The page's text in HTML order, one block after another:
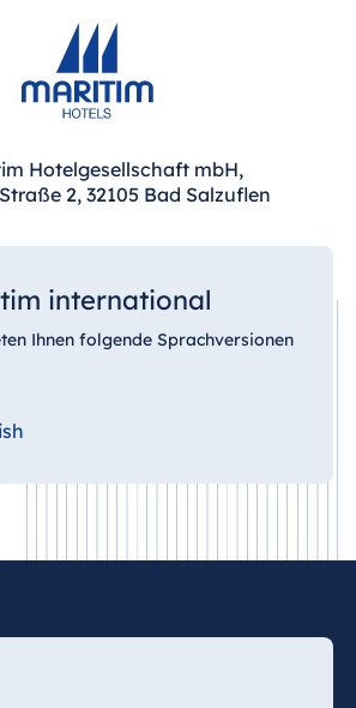
Hotelgesellschaft mbH,
2, 32105 Bad Salzuflen
international
Ihnen folgende Sprachversionen